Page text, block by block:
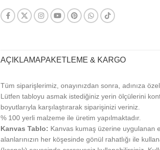
AÇIKLAMAPAKETLEME & KARGO
Tüm siparişlerimiz, onayınızdan sonra, adınıza
Lütfen tabloyu asmak istediğiniz yerin ölçülerini
boyutlarıyla karşılaştırarak siparişinizi veriniz.
% 100 yerli malzeme ile üretim yapılmaktadır.
Kanvas Tablo: Kanvas kumaş üzerine uygulanan
alanlarınızın her köşesinde gönül rahatlığı ile